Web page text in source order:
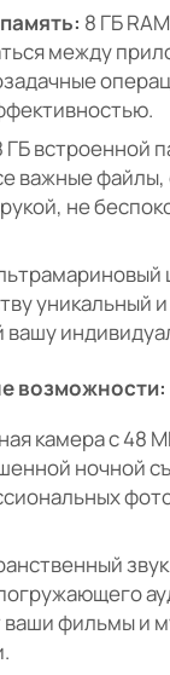
8 ГБ
между
ГБ встроенной
важные
не
уникальный
возможности:
камера с 48
ночной
ваши фильмы и